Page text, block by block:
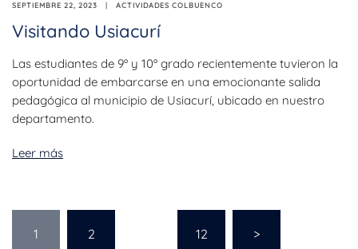
SEPTIEMBRE 22, 2023 ACTIVIDADES COLBUENCO
Visitando Usiacurí
Las estudiantes de 9º y 10º grado recientemente tuvieron la
oportunidad de embarcarse en una emocionante salida
pedagógica al municipio de Usiacurí, ubicado en nuestro
departamento.
Leer más
1 2 12 >